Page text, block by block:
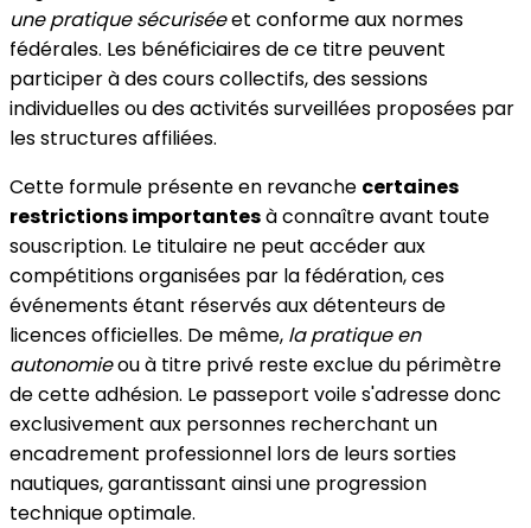
une pratique sécuriséeet conforme aux normes
fédérales. Les bénéficiaires de ce titre peuvent
participer à des cours collectifs, des sessions
individuelles ou des activités surveillées proposées par
les structures affiliées.
Cette formule présente en revanche certaines
restrictions importantesà connaître avant toute
souscription. Le titulaire ne peut accéder aux
compétitions organisées par la fédération, ces
événements étant réservés aux détenteurs de
licences officielles. De même, la pratique en
autonomieou à titre privé reste exclue du périmètre
de cette adhésion. Le passeport voile s'adresse donc
exclusivement aux personnes recherchant un
encadrement professionnel lors de leurs sorties
nautiques, garantissant ainsi une progression
technique optimale.